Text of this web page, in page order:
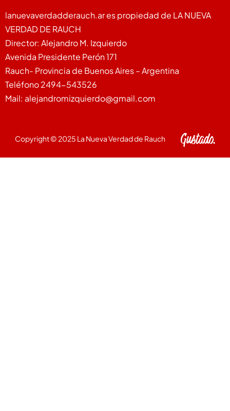
lanuevaverdadderauch.ar es propiedad de LA NUEVA
VERDAD DE RAUCH
Director: Alejandro M. Izquierdo
Avenida Presidente Perón 171
Rauch- Provincia de Buenos Aires – Argentina
Teléfono 2494-543526
Mail: alejandromizquierdo@gmail.com
Copyright © 2025 La Nueva Verdad de Rauch